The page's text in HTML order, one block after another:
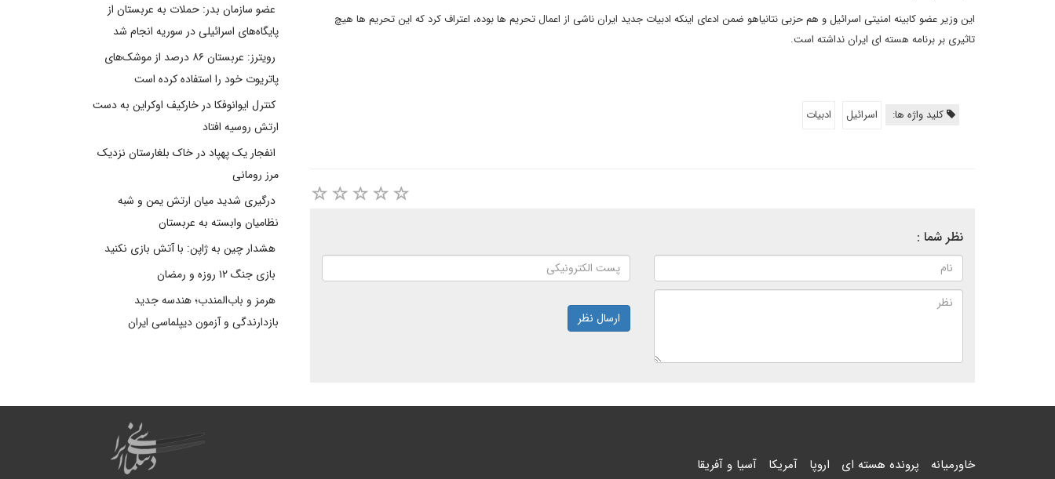
این وزیر عضو کابینه امنیتی اسرائیل و هم حزبی نتانیاهو ضمن ادعای اینکه ادبیات جدید ایران ناشی از اعمال تحریم ها بوده، اعتراف کرد که این تحریم ها هیچ
تاثیری بر برنامه هسته ای ایران نداشته است.
کلید واژه ها: اسرائیل ادبیات
نظر شما :
ارسال نظر
عضو سازمان بدر: حملات به عربستان از
پایگاه‌های اسرائیلی در سوریه انجام شد
رویترز: عربستان ۸۶ درصد از موشک‌های
پاتریوت خود را استفاده کرده است
کنترل ایوانوفکا در خارکیف اوکراین به دست
ارتش روسیه افتاد
انفجار یک پهپاد در خاک بلغارستان نزدیک
مرز رومانی
درگیری شدید میان ارتش یمن و شبه
نظامیان وابسته به عربستان
هشدار چین به ژاپن: با آتش بازی نکنید
بازی جنگ ۱۲ روزه و رمضان
هرمز و باب‌المندب؛ هندسه جدید
بازدارندگی و آزمون دیپلماسی ایران
خاورمیانه پرونده هسته ای اروپا آمریکا آسیا و آفریقا